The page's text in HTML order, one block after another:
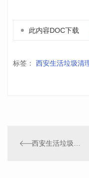
此内容DOC下载
标签： 西安生活垃圾清